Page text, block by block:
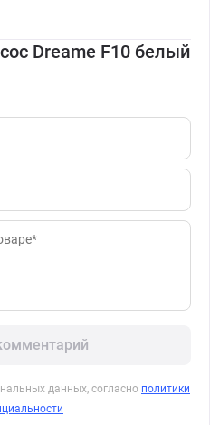
Dreame F10 белый
данных, согласно политики